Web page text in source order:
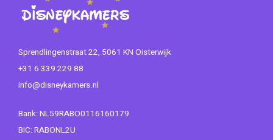
Sprendlingenstraat 22, 5061 KN Oisterwijk
+31 6 339 229 88
info@disneykamers.nl
Bank: NL59RABO0116160179
BIC: RABONL2U